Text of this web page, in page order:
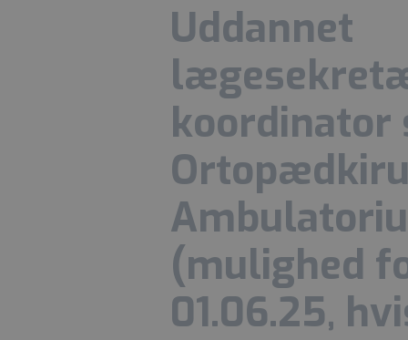
Uddannet
koordinator
(mulighed
01.06.25,